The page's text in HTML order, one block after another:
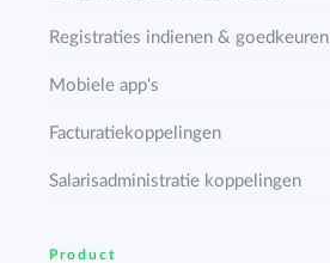
Registraties indienen & goedkeuren
Mobiele app's
Facturatiekoppelingen
Salarisadministratie koppelingen
Product